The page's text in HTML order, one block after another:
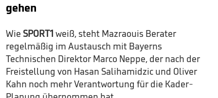
gehen
Wie SPORT1 weiß, steht Mazraouis Berater
regelmäßig im Austausch mit Bayerns
Technischen Direktor Marco Neppe, der nach der
Freistellung von Hasan Salihamidzic und Oliver
Kahn noch mehr Verantwortung für die Kader-